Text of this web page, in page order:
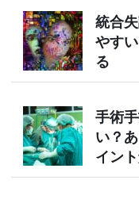
統合
やす
る
手術
い？
イン